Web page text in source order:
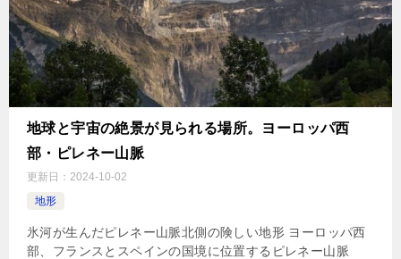
地球と宇宙の絶景が見られる場所。ヨーロッパ西
部・ピレネー山脈
更新日： 2024-10-02
地形
氷河が生んだピレネー山脈北側の険しい地形 ヨーロッパ西
部、フランスとスペインの国境に位置するピレネー山脈